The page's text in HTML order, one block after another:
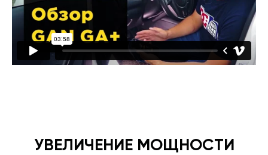
УВЕЛИЧЕНИЕ МОЩНОСТИ